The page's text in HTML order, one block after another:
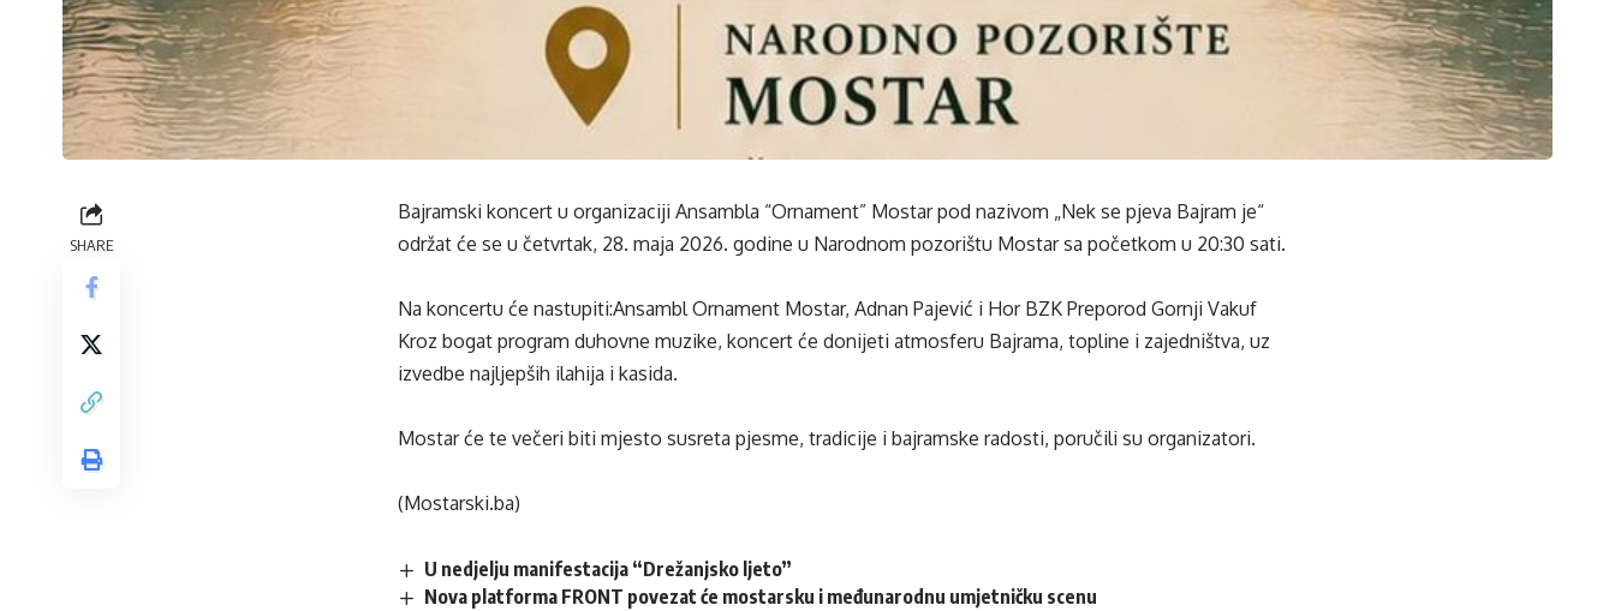
SHARE
Bajramski koncert u organizaciji Ansambla “Ornament” Mostar pod nazivom „Nek se pjeva Bajram je“
održat će se u četvrtak, 28. maja 2026. godine u Narodnom pozorištu Mostar sa početkom u 20:30 sati.
Na koncertu će nastupiti:Ansambl Ornament Mostar, Adnan Pajević i Hor BZK Preporod Gornji Vakuf
Kroz bogat program duhovne muzike, koncert će donijeti atmosferu Bajrama, topline i zajedništva, uz
izvedbe najljepših ilahija i kasida.
Mostar će te večeri biti mjesto susreta pjesme, tradicije i bajramske radosti, poručili su organizatori.
(Mostarski.ba)
U nedjelju manifestacija “Drežanjsko ljeto”
Nova platforma FRONT povezat će mostarsku i međunarodnu umjetničku scenu